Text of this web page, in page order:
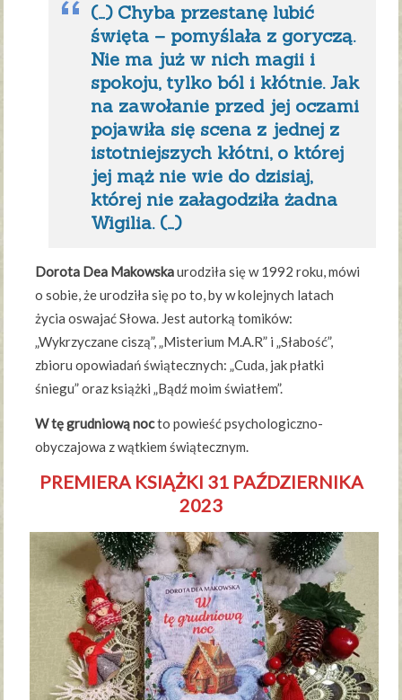
(…) Chyba przestanę lubić
święta – pomyślała z goryczą.
Nie ma już w nich magii i
spokoju, tylko ból i kłótnie. Jak
na zawołanie przed jej oczami
pojawiła się scena z jednej z
istotniejszych kłótni, o której
jej mąż nie wie do dzisiaj,
której nie załagodziła żadna
Wigilia. (…)
Dorota Dea Makowskaurodziła się w 1992 roku, mówi
o sobie, że urodziła się po to, by w kolejnych latach
życia oswajać Słowa. Jest autorką tomików:
„Wykrzyczane ciszą”, „Misterium M.A.R” i „Słabość”,
zbioru opowiadań świątecznych: „Cuda, jak płatki
śniegu” oraz książki „Bądź moim światłem”.
W tę grudniową nocto powieść psychologiczno-
obyczajowa z wątkiem świątecznym.
PREMIERA KSIĄŻKI 31 PAŹDZIERNIKA
2023